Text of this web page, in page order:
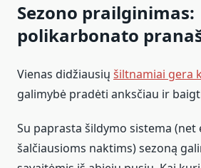
Sezono prailginimas:
polikarbonato
Vienas didžiausių šiltnamiai gera
galimybė pradėti anksčiau ir
Su paprasta šildymo sistema
šalčiausioms naktims) sezoną